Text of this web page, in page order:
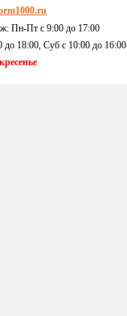
Пн-Пт с 9:00 до 17:00
до 18:00, Суб c 10:00 до 16:00